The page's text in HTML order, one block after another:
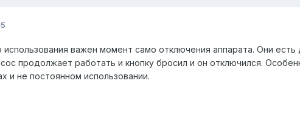
важен момент само отключения аппарата. Они есть
продолжает работать и кнопку бросил и он отключился.
и не постоянном использовании.